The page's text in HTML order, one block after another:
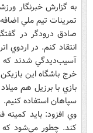
به گزارش خبرنگار
تمرينات تيم ملي
صادق درودگر در
انتقاد کنم. در اردوي
آسيب‌ديدگي شدند که
خرج باشگاه اين
بازي با برزيل هم
سپاهان استفاده کنيم.
وي افزود: بايد کميته
کند. چطور مي‌شود که